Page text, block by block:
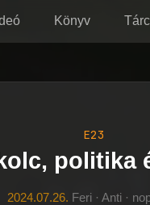
Könyv
E23
politika
2024.07.26. Feri · Anti ·